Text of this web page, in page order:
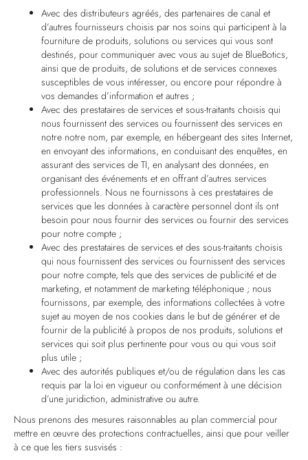
Avec des distributeurs agréés, des partenaires de canal et
d’autres fournisseurs choisis par nos soins qui participent à la
fourniture de produits, solutions ou services qui vous sont
destinés, pour communiquer avec vous au sujet de BlueBotics,
ainsi que de produits, de solutions et de services connexes
susceptibles de vous intéresser, ou encore pour répondre à
vos demandes d’information et autres ;
Avec des prestataires de services et sous-traitants choisis qui
nous fournissent des services ou fournissent des services en
notre notre nom, par exemple, en hébergeant des sites Internet,
en envoyant des informations, en conduisant des enquêtes, en
assurant des services de TI, en analysant des données, en
organisant des événements et en offrant d’autres services
professionnels. Nous ne fournissons à ces prestataires de
services que les données à caractère personnel dont ils ont
besoin pour nous fournir des services ou fournir des services
pour notre compte ;
Avec des prestataires de services et des sous-traitants choisis
qui nous fournissent des services ou fournissent des services
pour notre compte, tels que des services de publicité et de
marketing, et notamment de marketing téléphonique ; nous
fournissons, par exemple, des informations collectées à votre
sujet au moyen de nos cookies dans le but de générer et de
fournir de la publicité à propos de nos produits, solutions et
services qui soit plus pertinente pour vous ou qui vous soit
plus utile ;
Avec des autorités publiques et/ou de régulation dans les cas
requis par la loi en vigueur ou conformément à une décision
d’une juridiction, administrative ou autre.
Nous prenons des mesures raisonnables au plan commercial pour
mettre en œuvre des protections contractuelles, ainsi que pour veiller
à ce que les tiers susvisés :